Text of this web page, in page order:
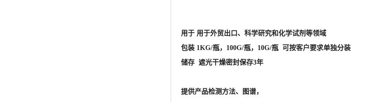
用于 用于外贸出口、科学研究和化学试剂等领域
包装 1KG/瓶，100G/瓶，10G/瓶 可按客户要求单独分装
储存 遮光干燥密封保存3年
提供产品检测方法、图谱，